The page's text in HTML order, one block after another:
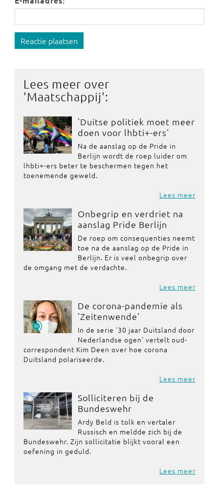
Reactie plaatsen
Lees meer over
'Maatschappij':
'Duitse politiek moet meer
doen voor lhbti+-ers'
Na de aanslag op de Pride in
Berlijn wordt de roep luider om
lhbti+-ers beter te beschermen tegen het
toenemende geweld.
Lees meer
Onbegrip en verdriet na
aanslag Pride Berlijn
De roep om consequenties neemt
toe na de aanslag op de Pride in
Berlijn. Er is veel onbegrip over
de omgang met de verdachte.
Lees meer
De corona-pandemie als
'Zeitenwende'
In de serie '30 jaar Duitsland door
Nederlandse ogen' vertelt oud-
correspondent Kim Deen over hoe corona
Duitsland polariseerde.
Lees meer
Solliciteren bij de
Bundeswehr
Ardy Beld is tolk en vertaler
Russisch en meldde zich bij de
Bundeswehr. Zijn sollicitatie blijkt vooral een
oefening in geduld.
Lees meer